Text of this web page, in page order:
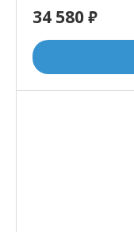
34 580₽